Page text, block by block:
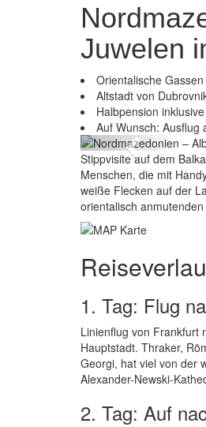
Juwelen
Orientalische
Altstadt von
Halbpension inklusive
Auf Wunsch: Ausflug
Previous
Stippvisite auf dem
Menschen, die mit
weiße Flecken auf der
orientalisch
1. Tag: Flug
Linienflug von Frankfurt
Hauptstadt. Thraker,
Georgi, hat viel von der
Alexander-Newski-
2. Tag: Auf